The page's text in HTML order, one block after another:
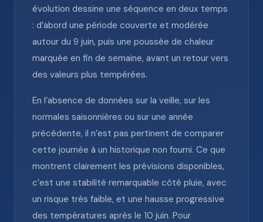
évolution dessine une séquence en deux temps
: d’abord une période couverte et modérée
autour du 9 juin, puis une poussée de chaleur
marquée en fin de semaine, avant un retour vers
des valeurs plus tempérées.
En l’absence de données sur la veille, sur les
normales saisonnières ou sur une année
précédente, il n’est pas pertinent de comparer
cette journée à un historique non fourni. Ce que
montrent clairement les prévisions disponibles,
c’est une stabilité remarquable côté pluie, avec
un risque très faible, et une hausse progressive
des températures après le 10 juin. Pour